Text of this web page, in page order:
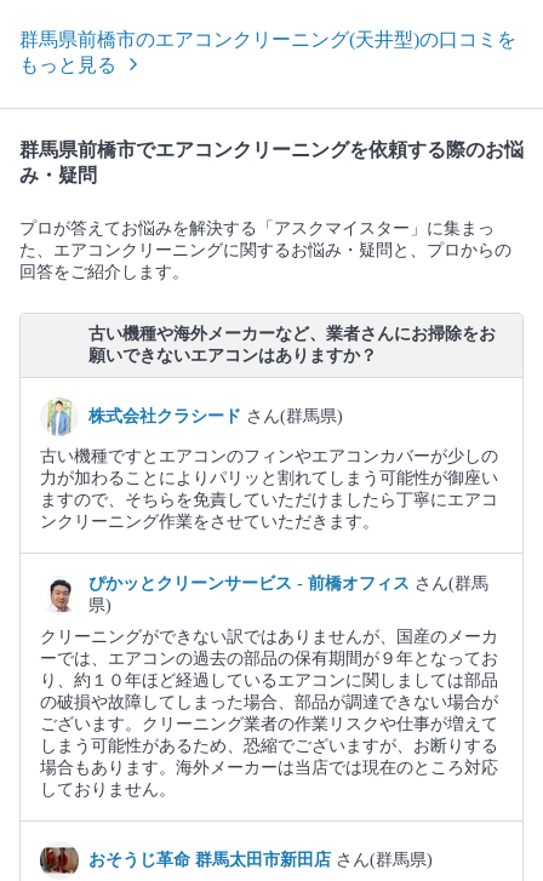
群馬県前橋市のエアコンクリーニング(天井型)の口コミを
もっと見る
群馬県前橋市でエアコンクリーニングを依頼する際のお悩
み・疑問
プロが答えてお悩みを解決する「アスクマイスター」に集まっ
た、エアコンクリーニングに関するお悩み・疑問と、プロからの
回答をご紹介します。
古い機種や海外メーカーなど、業者さんにお掃除をお
願いできないエアコンはありますか？
株式会社クラシード さん(群馬県)
古い機種ですとエアコンのフィンやエアコンカバーが少しの
力が加わることによりパリッと割れてしまう可能性が御座い
ますので、そちらを免責していただけましたら丁寧にエアコ
ンクリーニング作業をさせていただきます。
ぴかッとクリーンサービス - 前橋オフィス さん(群馬
県)
クリーニングができない訳ではありませんが、国産のメーカ
ーでは、エアコンの過去の部品の保有期間が９年となってお
り、約１０年ほど経過しているエアコンに関しましては部品
の破損や故障してしまった場合、部品が調達できない場合が
ございます。クリーニング業者の作業リスクや仕事が増えて
しまう可能性があるため、恐縮でございますが、お断りする
場合もあります。海外メーカーは当店では現在のところ対応
しておりません。
おそうじ革命 群馬太田市新田店 さん(群馬県)